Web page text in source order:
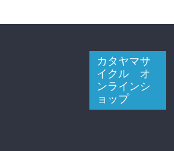
カタヤマサ
イクル オ
ンラインシ
ョップ